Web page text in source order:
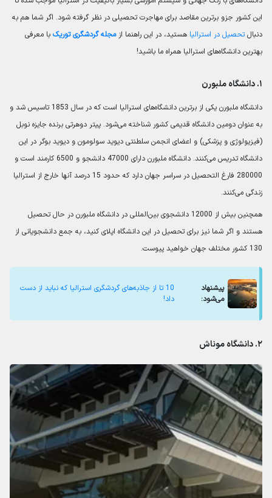
این کشور جزو برترین مقاصد برای مهاجرت تحصیلی در نظر گرفته شود. اگر شما هم به
دنبالتحصیل در استرالیا هستید، در این راهنما ازمجله گردشگری توریک با معرفی
بهترین دانشگاه‌های استرالیا همراه ما باشید!
۱. دانشگاه ملبورن
دانشگاه ملبورن یکی از برترین دانشگاه‌های استرالیا است که در سال 1853 تاسیس شد و
به عنوان دومین دانشگاه قدیمی کشور شناخته می‌شود. پیتر دوهرتی برنده جایزه نوبل
(فیزیولوژی و پزشکی) و اعضای انجمن سلطنتی دیوید سولومون و دیوید بوگر در این
دانشگاه تدریس می‌کنند. دانشگاه ملبورن دارای 47000 دانشجو و 6500 کارمند است و
280000 فارغ التحصیل در سراسر جهان دارد که حدود 15 درصد آنها خارج از استرالیا
زندگی می‌کنند.
همچنین بیش از 12000 دانشجوی بین‌المللی در دانشگاه ملبورن در حال تحصیل
هستند و اگر شما نیز برای تحصیل در این دانشگاه اپلای کنید، به جمع دانشجویانی از
130 کشور مختلف جهان خواهید پیوست.
پیشنهاد
می‌شود:
10 تا از جاذبه‌های گردشگری استرالیا که نباید از دست
داد!
۲. دانشگاه موناش